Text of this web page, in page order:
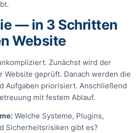
— in 3 Schritten
Website
Zunächst wird der
Website geprüft. Danach werden die
Aufgaben priorisiert. Anschließend
mit festem Ablauf.
Welche Systeme, Plugins,
Sicherheitsrisiken gibt es?